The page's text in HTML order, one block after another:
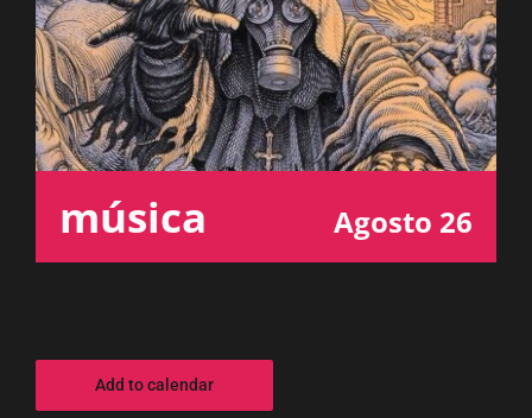
ESPAÇO OUVINTE
A RCP
OUVIR
música Agosto 26
Add to calendar